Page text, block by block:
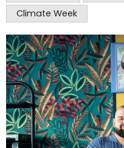
Climate Week